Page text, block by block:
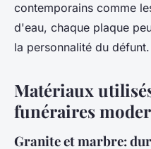
contemporains comme
d'eau, chaque plaque
la personnalité du défunt.
Matériaux
funéraires
Granite et marbre: